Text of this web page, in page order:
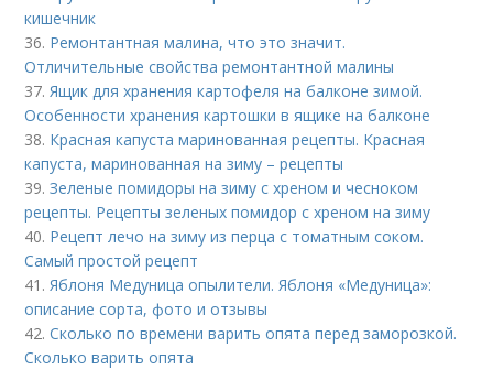
кишечник
36. Ремонтантная малина, что это значит.
Отличительные свойства ремонтантной малины
37.Ящик для хранения картофеля на балконе зимой.
Особенности хранения картошки в ящике на балконе
38. Красная капуста маринованная рецепты. Красная
капуста, маринованная на зиму – рецепты
39.Зеленые помидоры на зиму с хреном и чесноком
рецепты. Рецепты зеленых помидор с хреном на зиму
40. Рецепт лечо на зиму из перца с томатным соком.
Самый простой рецепт
41.Яблоня Медуница опылители. Яблоня «Медуница»:
описание сорта, фото и отзывы
42.Сколько по времени варить опята перед заморозкой.
Сколько варить опята